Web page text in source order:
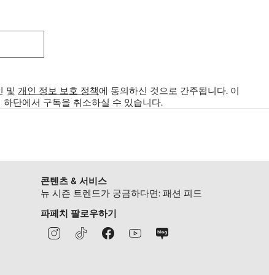
및 개인 정보 보호 정책에 동의하신 것으로 간주됩니다. 이
단에서 구독을 취소하실 수 있습니다.
콘텐츠 & 서비스
뉴 시즌 트렌드가 궁금하다면: 패션 피드
파페치 팔로우하기